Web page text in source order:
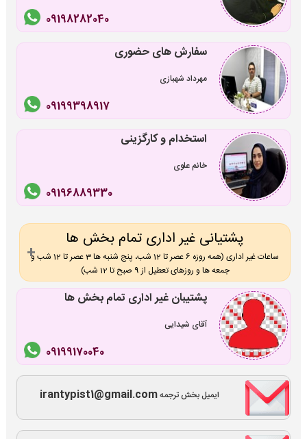
09198282040
سفارش های حضوری
مهرداد شهبازی
09199398917
استخدام و کارگزینی
خانم علوی
09196889330
پشتیانی غیر اداری تمام بخش ها
ساعات غیر اداری (همه روزه 6 عصر تا 12 شب، پنج شنبه ها 3 عصر تا 12 شب و
جمعه ها و روزهای تعطیل از 9 صبح تا 12 شب)
پشتیبان غیر اداری تمام بخش ها
آقای شیدایی
09199170040
ایمیل بخش ترجمهirantypist1@gmail.com